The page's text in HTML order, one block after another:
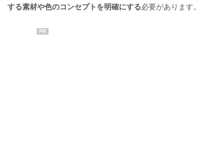
する素材や色のコンセプトを明確にする必要があります。
PR